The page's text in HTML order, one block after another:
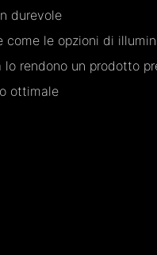
durevole
le opzioni di
rendono un prodotto
ottimale